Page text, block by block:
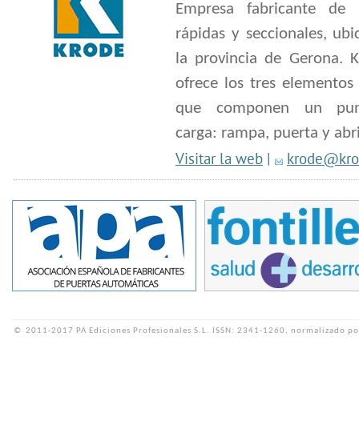
Empresa fabricante de
rápidas y seccionales,
la provincia de Gerona.
ofrece los tres elementos
que componen un
carga: rampa, puerta y
Visitar la web |
© 2011-2017 PA Ediciones Profesionales S.L. ISSN: 2341-1260, normalizado